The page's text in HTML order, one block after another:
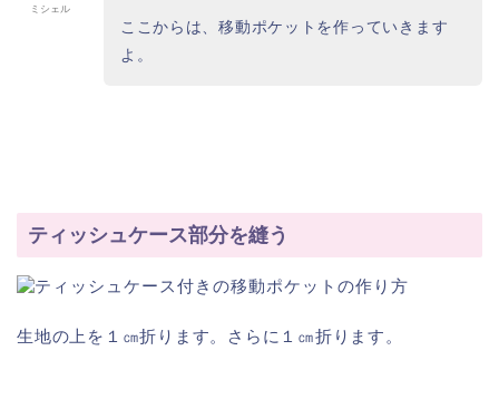
ミシェル
ここからは、移動ポケットを作っていきます
よ。
ティッシュケース部分を縫う
生地の上を１㎝折ります。さらに１㎝折ります。